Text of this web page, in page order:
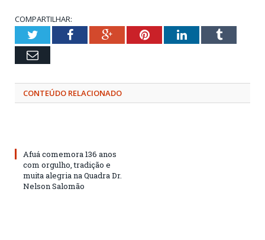
COMPARTILHAR:
TwitterFacebookGoogle+PinterestLinkedInTumblr
Email
CONTEÚDO RELACIONADO
Afuá comemora 136 anos
com orgulho, tradição e
muita alegria na Quadra Dr.
Nelson Salomão